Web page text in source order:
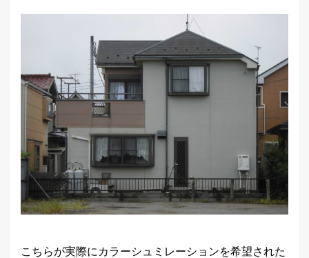
こちらが実際にカラーシュミレーションを希望された